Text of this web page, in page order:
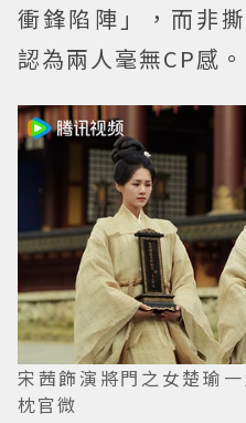
衝鋒陷陣」，而非
認為兩人毫無CP感。
宋茜飾演將門之女楚瑜
枕官微